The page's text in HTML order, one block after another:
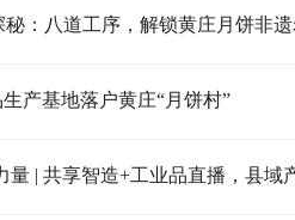
：八道工序，解锁黄庄月饼非
产基地落户黄庄“月饼村”